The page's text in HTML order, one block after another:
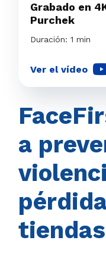
Grabado en
Purchek
Duración: 1 min
Ver el vídeo
a
tiendas